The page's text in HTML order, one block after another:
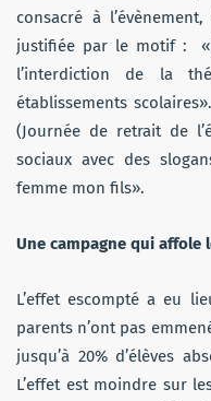
consacré à
justifiée par le motif :
l’interdiction de la
établissements
(Journée de retrait de
sociaux avec des
femme mon fils».
Une campagne qui affole
L’effet escompté a eu
parents n’ont pas
jusqu’à 20% d’élèves
L’effet est moindre sur